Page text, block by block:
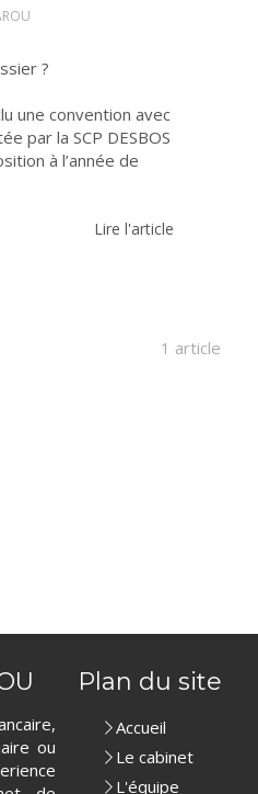
?
une convention avec
par la SCP DESBOS
à l’année de
Lire l'article
1 article
ou
Plan du site
Accueil
Le cabinet
L'équipe